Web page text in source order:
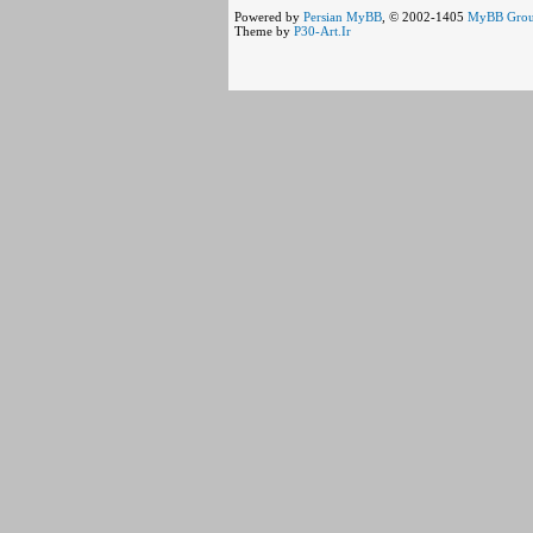
Powered by Persian MyBB , © 2002-1405 MyBB
Theme by P30-Art.Ir